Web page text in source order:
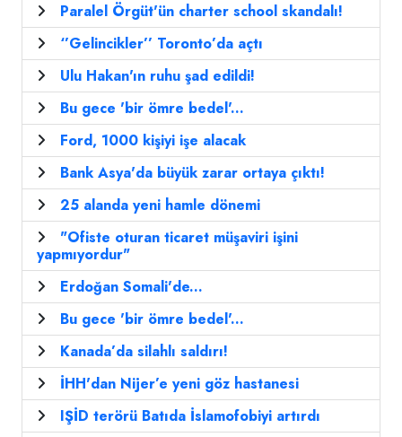
Paralel Örgüt'ün charter school skandalı!
‘’Gelincikler’’ Toronto’da açtı
Ulu Hakan'ın ruhu şad edildi!
Bu gece 'bir ömre bedel'...
Ford, 1000 kişiyi işe alacak
Bank Asya'da büyük zarar ortaya çıktı!
25 alanda yeni hamle dönemi
"Ofiste oturan ticaret müşaviri işini
yapmıyordur"
Erdoğan Somali'de...
Bu gece 'bir ömre bedel'...
Kanada’da silahlı saldırı!
İHH'dan Nijer’e yeni göz hastanesi
IŞİD terörü Batıda İslamofobiyi artırdı